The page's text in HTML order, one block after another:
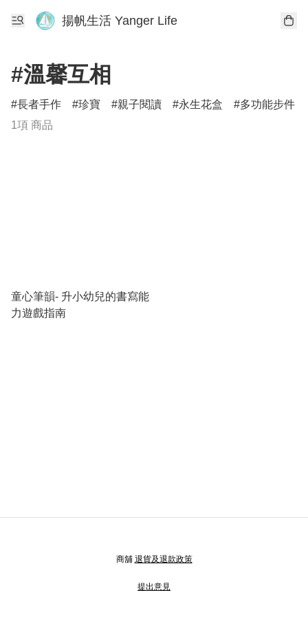
揚帆生活 Yanger Life
#溫馨互相
長者手作 珍寶 親子閱讀 永生花盒
多功能步件
1項 商品
童心筆韻- 升小幼兒的書寫能
力遊戲指南
商舖 退貨及退款政策
提出意見